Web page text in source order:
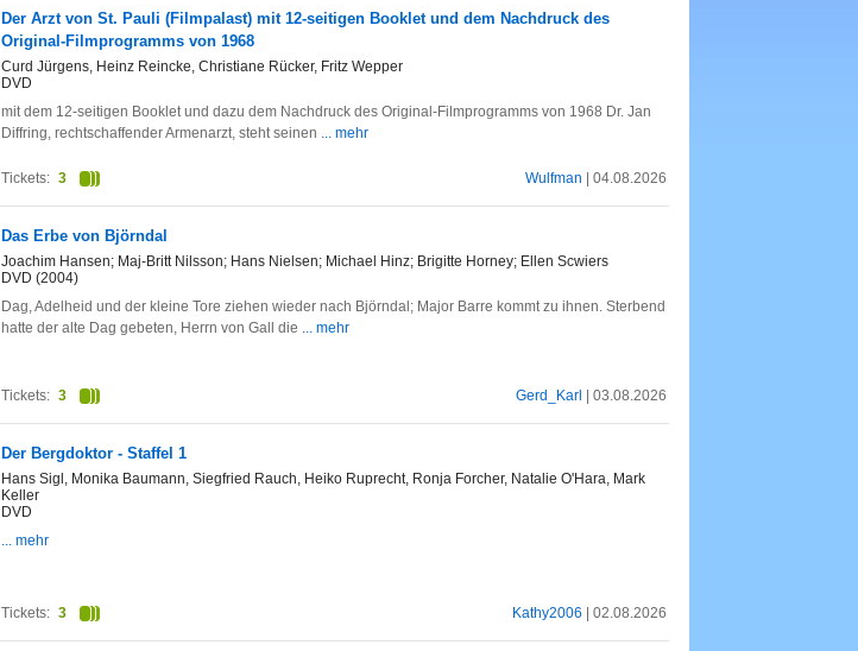
Der Arzt von St. Pauli (Filmpalast) mit 12-seitigen Booklet und dem Nachdruck des
Original-Filmprogramms von 1968
Curd Jürgens, Heinz Reincke, Christiane Rücker, Fritz Wepper
DVD
mit dem 12-seitigen Booklet und dazu dem Nachdruck des Original-Filmprogramms von 1968 Dr. Jan
Diffring, rechtschaffender Armenarzt, steht seinen ... mehr
Wulfman | 04.08.2026
Tickets: 3
Das Erbe von Björndal
Joachim Hansen; Maj-Britt Nilsson; Hans Nielsen; Michael Hinz; Brigitte Horney; Ellen Scwiers
DVD (2004)
Dag, Adelheid und der kleine Tore ziehen wieder nach Björndal; Major Barre kommt zu ihnen. Sterbend
hatte der alte Dag gebeten, Herrn von Gall die ... mehr
Gerd_Karl | 03.08.2026
Tickets: 3
Der Bergdoktor - Staffel 1
Hans Sigl, Monika Baumann, Siegfried Rauch, Heiko Ruprecht, Ronja Forcher, Natalie O'Hara, Mark
Keller
DVD
... mehr
Kathy2006 | 02.08.2026
Tickets: 3